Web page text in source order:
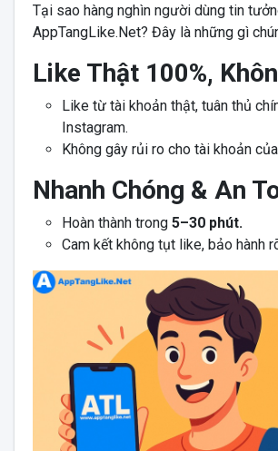
Tại sao hàng nghìn người dùng tin
AppTangLike.Net? Đây là những gì
Like Thật 100%,
Like từ tài khoản thật, tuân thủ
Instagram.
Không gây rủi ro cho tài khoản
Nhanh Chóng & An
Hoàn thành trong 5–30 phút.
Cam kết không tụt like, bảo hành